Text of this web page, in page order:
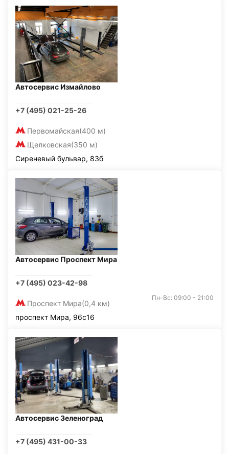
Автосервис Измайлово
+7 (495) 021-25-26
Первомайская(400 м)
Щелковская(350 м)
Сиреневый бульвар, 83б
Автосервис Проспект Мира
+7 (495) 023-42-98
Проспект Мира(0,4 км)
Пн-Вс: 09:00 - 21:00
проспект Мира, 96с16
Автосервис Зеленоград
+7 (495) 431-00-33